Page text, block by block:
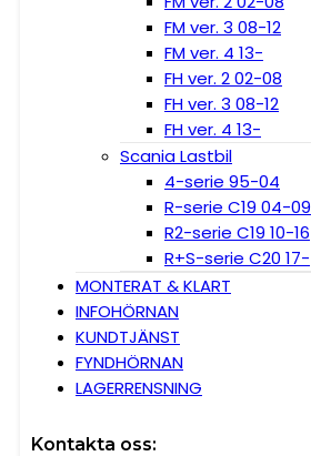
FM ver. 3 08-12
FM ver. 4 13-
FH ver. 2 02-08
FH ver. 3 08-12
FH ver. 4 13-
Scania Lastbil
4-serie 95-04
R-serie C19 04-09
R2-serie C19 10-16
R+S-serie C20 17-
MONTERAT & KLART
INFOHÖRNAN
KUNDTJÄNST
FYNDHÖRNAN
LAGERRENSNING
Kontakta oss: